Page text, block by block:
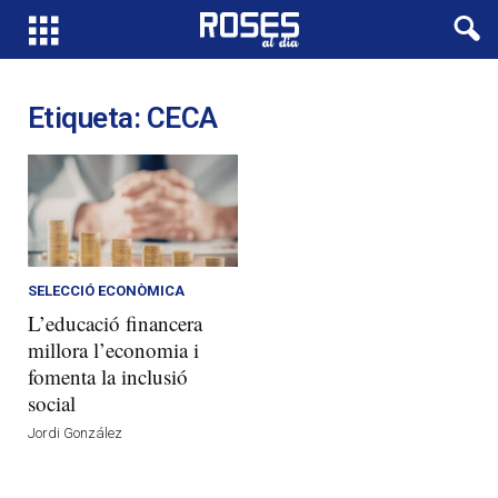
Etiqueta: CECA
SELECCIÓ ECONÒMICA
L’educació financera
millora l’economia i
fomenta la inclusió
social
Jordi González